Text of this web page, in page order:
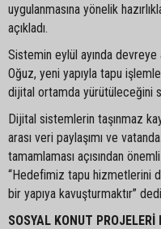
uygulanmasına yönelik
açıkladı.
Sistemin eylül ayında devreye
Oğuz, yeni yapıyla tapu
dijital ortamda yürütüleceğini
Dijital sistemlerin taşınmaz
arası veri paylaşımı ve
tamamlaması açısından
“Hedefimiz tapu hizmetlerini
bir yapıya kavuşturmaktır”
SOSYAL KONUT